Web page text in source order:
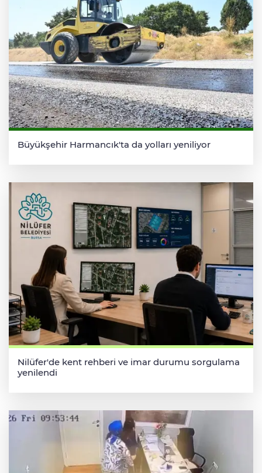
Büyükşehir Harmancık'ta da yolları yeniliyor
Nilüfer'de kent rehberi ve imar durumu sorgulama
yenilendi